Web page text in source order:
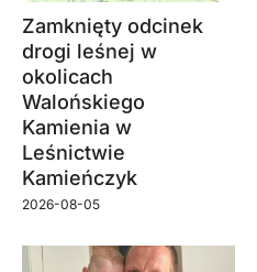
Zamknięty odcinek
drogi leśnej w
okolicach
Walońskiego
Kamienia w
Leśnictwie
Kamieńczyk
2026-08-05